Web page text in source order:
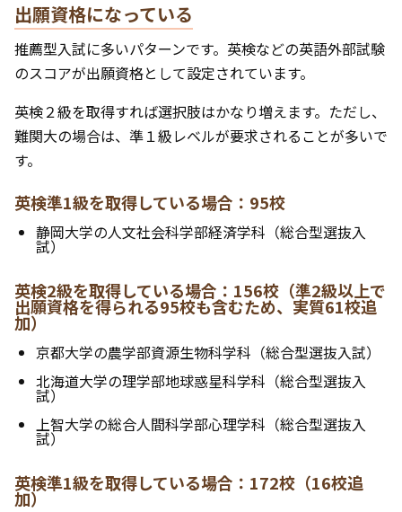
出願資格になっている
推薦型入試に多いパターンです。英検などの英語外部試験
のスコアが出願資格として設定されています。
英検２級を取得すれば選択肢はかなり増えます。ただし、
難関大の場合は、準１級レベルが要求されることが多いで
す。
英検準1級を取得している場合：95校
静岡大学の人文社会科学部経済学科（総合型選抜入
試）
英検2級を取得している場合：156校（準2級以上で
出願資格を得られる95校も含むため、実質61校追
加）
京都大学の農学部資源生物科学科（総合型選抜入試）
北海道大学の理学部地球惑星科学科（総合型選抜入
試）
上智大学の総合人間科学部心理学科（総合型選抜入
試）
英検準1級を取得している場合：172校（16校追
加）